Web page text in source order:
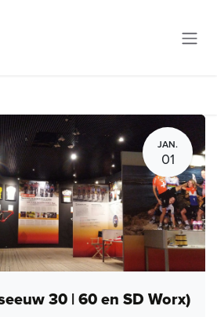
JAN.
01
30 | 60 en SD Worx)